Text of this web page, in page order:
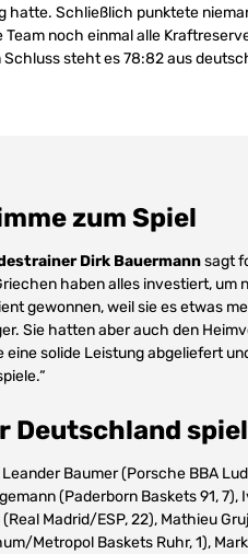
hatte. Schließlich punktete
noch einmal alle
steht es 78:82 aus
zum Spiel
Dirk Bauermannsagt
haben alles investiert,
gewonnen, weil sie es etwas
Sie hatten aber auch den
eine solide Leistung abgeliefert
Deutschland
Baumer (Porsche BBA
(Paderborn Baskets 91,
(Real Madrid/ESP, 22), Mathieu
Metropol Baskets Ruhr, 1),